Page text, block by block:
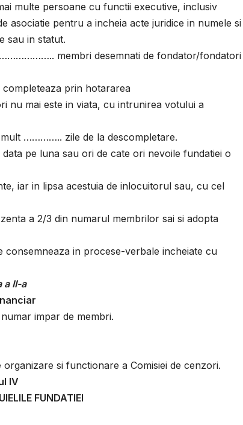
multe persoane cu functii executive, inclusiv
asociatie pentru a incheia acte juridice in numele si
sau in statut.
membri desemnati de fondator/fondatori
prin hotararea
nu mai este in viata, cu intrunirea votului a
………….. zile de la descompletare.
pe luna sau ori de cate ori nevoile fundatiei o
iar in lipsa acestuia de inlocuitorul sau, cu cel
a 2/3 din numarul membrilor sai si adopta
consemneaza in procese-verbale incheiate cu
a II-a
impar de membri.
si functionare a Comisiei de cenzori.
IV
FUNDATIEI